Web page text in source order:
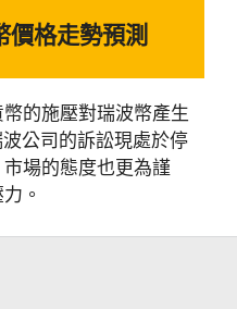
格走勢預測
的施壓對瑞波幣產生
公司的訴訟現處於停
場的態度也更為謹
。